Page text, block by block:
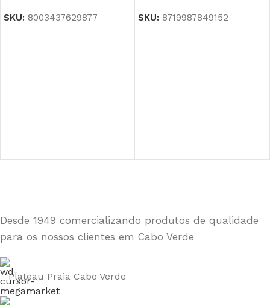
SKU: 8003437629877 SKU: 8719987849152
Desde 1949 comercializando produtos de qualidade
para os nossos clientes em Cabo Verde
Plateau Praia Cabo Verde